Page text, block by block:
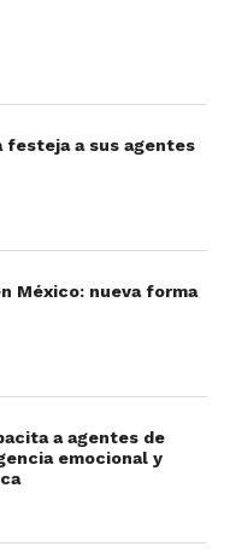
y botas
para insectos,
flash o cualquier
apreciar de
luciérnagas en
para niños muy
la incomodidad
festeja a sus agentes
México: nueva forma
a agentes de
emocional y